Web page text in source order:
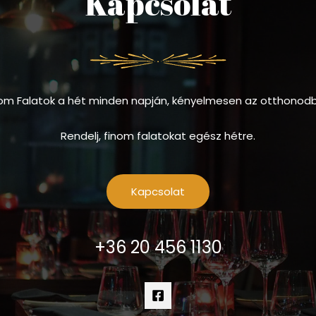
Falatok a hét minden napján, kényelmesen az
Rendelj, finom falatokat egész hétre.
Kapcsolat
+36 20 456 1130